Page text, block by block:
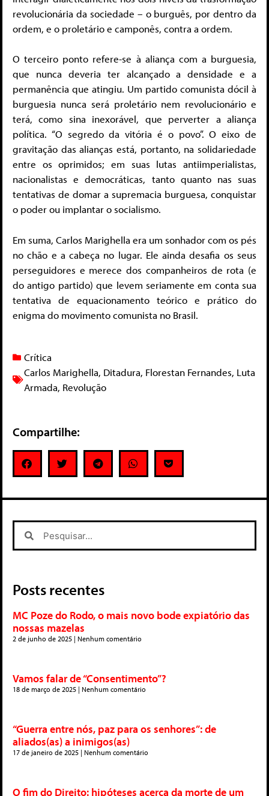
revolucionária da sociedade – o burguês, por dentro da
ordem, e o proletário e camponês, contra a ordem.
O terceiro ponto refere-se à aliança com a burguesia,
que nunca deveria ter alcançado a densidade e a
permanência que atingiu. Um partido comunista dócil à
burguesia nunca será proletário nem revolucionário e
terá, como sina inexorável, que perverter a aliança
política. “O segredo da vitória é o povo”. O eixo de
gravitação das alianças está, portanto, na solidariedade
entre os oprimidos; em suas lutas antiimperialistas,
nacionalistas e democráticas, tanto quanto nas suas
tentativas de domar a supremacia burguesa, conquistar
o poder ou implantar o socialismo.
Em suma, Carlos Marighella era um sonhador com os pés
no chão e a cabeça no lugar. Ele ainda desafia os seus
perseguidores e merece dos companheiros de rota (e
do antigo partido) que levem seriamente em conta sua
tentativa de equacionamento teórico e prático do
enigma do movimento comunista no Brasil.
Crítica
Carlos Marighella, Ditadura, Florestan Fernandes, Luta
Armada, Revolução
Compartilhe:
Posts recentes
MC Poze do Rodo, o mais novo bode expiatório das
nossas mazelas
2 de junho de 2025 Nenhum comentário
Vamos falar de “Consentimento”?
18 de março de 2025 Nenhum comentário
“Guerra entre nós, paz para os senhores”: de
aliados(as) a inimigos(as)
17 de janeiro de 2025 Nenhum comentário
O fim do Direito: hipóteses acerca da morte de um